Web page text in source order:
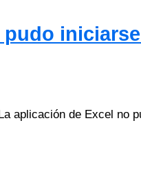
aplicación de Excel no